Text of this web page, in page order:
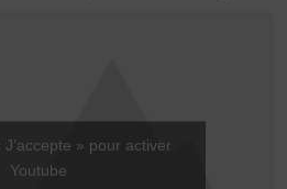
» pour activer
Youtube